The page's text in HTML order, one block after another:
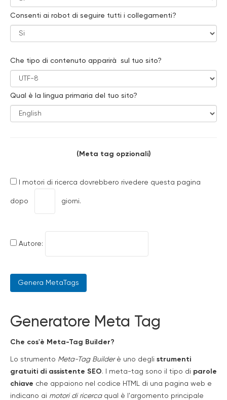
Consenti ai robot di seguire tutti i collegamenti?
Che tipo di contenuto apparirà sul tuo sito?
Qual è la lingua primaria del tuo sito?
(Meta tag opzionali)
I motori di ricerca dovrebbero rivedere questa pagina
dopo giorni.
Autore:
Generatore Meta Tag
Che cos'è Meta-Tag Builder?
Lo strumento Meta-Tag Builderè uno degli strumenti
gratuiti di assistente SEO. I meta-tag sono il tipo di parole
chiave che appaiono nel codice HTML di una pagina web e
indicano ai motori di ricercaqual è l'argomento principale